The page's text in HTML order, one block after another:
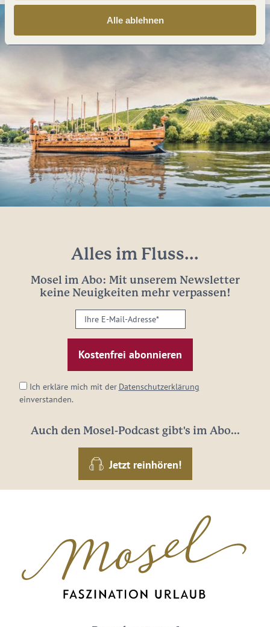
Alle ablehnen
Alles im Fluss...
Mosel im Abo: Mit unserem Newsletter
keine Neuigkeiten mehr verpassen!
Ihre
E-
Mail-
Adresse:
Ich erkläre mich mit der Datenschutzerklärung
einverstanden.
Auch den Mosel-Podcast gibt's im Abo...
Jetzt reinhören!